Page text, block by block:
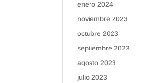
enero 2024
noviembre 2023
octubre 2023
septiembre 2023
agosto 2023
julio 2023